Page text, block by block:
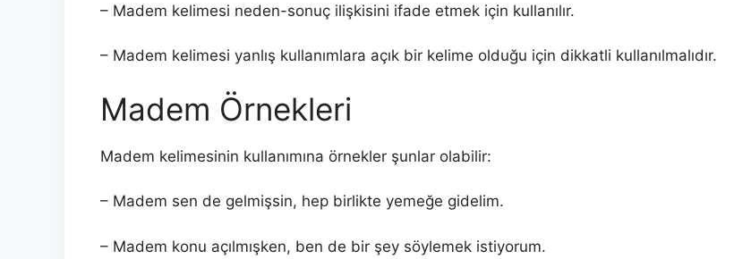
– Madem kelimesi neden-sonuç ilişkisini ifade etmek için kullanılır.
– Madem kelimesi yanlış kullanımlara açık bir kelime olduğu için dikkatli kullanılmalıdır.
Madem Örnekleri
Madem kelimesinin kullanımına örnekler şunlar olabilir:
– Madem sen de gelmişsin, hep birlikte yemeğe gidelim.
– Madem konu açılmışken, ben de bir şey söylemek istiyorum.